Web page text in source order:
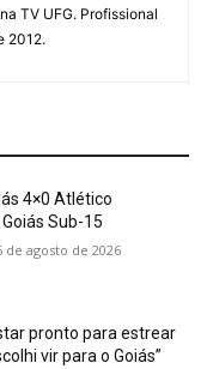
TV UFG. Profissional
2012.
4×0 Atlético
Sub-15
de agosto de 2026
pronto para estrear
vir para o Goiás”